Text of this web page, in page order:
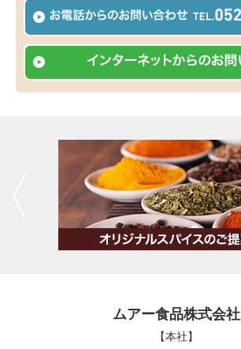
ムアー食品株式会社
【本社】